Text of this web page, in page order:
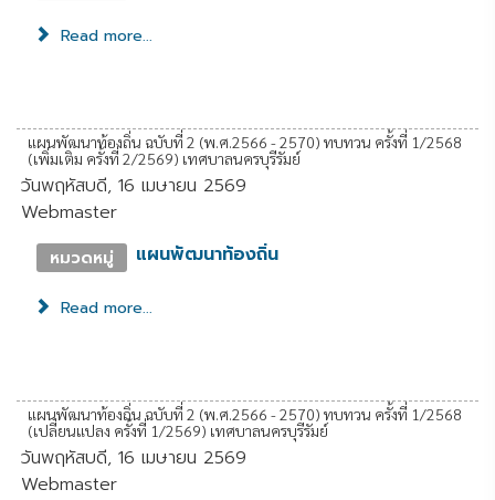
Read more...
แผนพัฒนาท้องถิ่น ฉบับที่ 2 (พ.ศ.2566 - 2570) ทบทวน ครั้งที่ 1/2568
(เพิ่มเติม ครั้งที่ 2/2569) เทศบาลนครบุรีรัมย์
วันพฤหัสบดี, 16 เมษายน 2569
Webmaster
หมวดหมู่ แผนพัฒนาท้องถิ่น
Read more...
แผนพัฒนาท้องถิ่น ฉบับที่ 2 (พ.ศ.2566 - 2570) ทบทวน ครั้งที่ 1/2568
(เปลี่ยนแปลง ครั้งที่ 1/2569) เทศบาลนครบุรีรัมย์
วันพฤหัสบดี, 16 เมษายน 2569
Webmaster